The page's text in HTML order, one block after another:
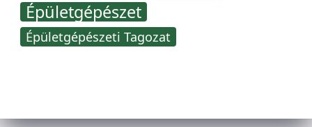
Épületgépészet
Épületgépészeti Tagozat